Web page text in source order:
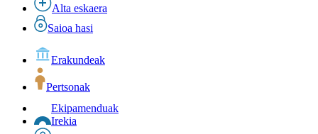
Alta eskaera
Saioa hasi
Erakundeak
Pertsonak
Ekipamenduak
Irekia